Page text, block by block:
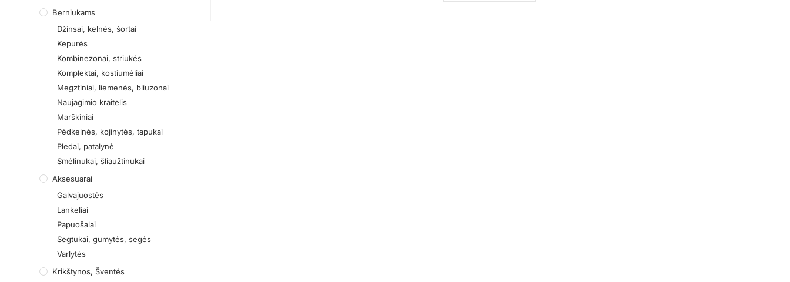
Berniukams
Džinsai, kelnės, šortai
Kepurės
Kombinezonai, striukės
Komplektai, kostiumėliai
Megztiniai, liemenės, bliuzonai
Naujagimio kraitelis
Marškiniai
Pėdkelnės, kojinytės, tapukai
Pledai, patalynė
Smėlinukai, šliaužtinukai
Aksesuarai
Galvajuostės
Lankeliai
Papuošalai
Segtukai, gumytės, segės
Varlytės
Krikštynos, Šventės